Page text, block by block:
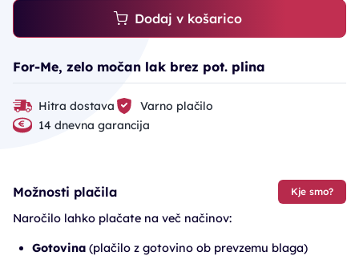
Dodaj v košarico
For-Me, zelo močan lak brez pot. plina
Hitra dostava
Varno plačilo
14 dnevna garancija
Možnosti plačila Kje smo?
Naročilo lahko plačate na več načinov:
Gotovina (plačilo z gotovino ob prevzemu blaga)